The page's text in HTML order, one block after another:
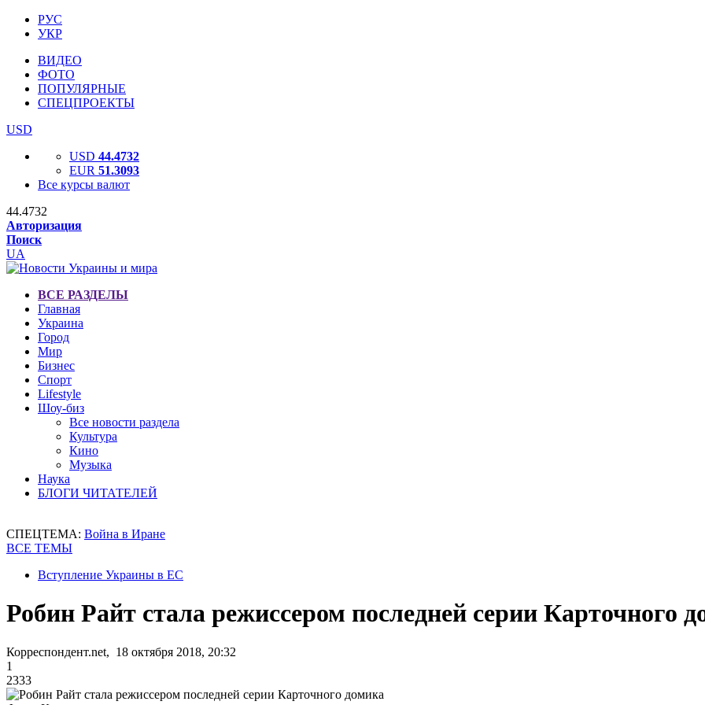
РУС
УКР
ВИДЕО
ФОТО
ПОПУЛЯРНЫЕ
СПЕЦПРОЕКТЫ
USD
USD 44.4732
EUR 51.3093
Все курсы валют
44.4732
Авторизация
Поиск
UA
ВСЕ РАЗДЕЛЫ
Главная
Украина
Город
Мир
Бизнес
Спорт
Lifestyle
Шоу-биз
Все новости раздела
Культура
Кино
Музыка
Наука
БЛОГИ ЧИТАТЕЛЕЙ
СПЕЦТЕМА: Война в Иране
ВСЕ ТЕМЫ
Вступление Украины в ЕС
Робин Райт стала режиссером последней серии Карточного
Корреспондент.net, 18 октября 2018, 20:32
1
2333